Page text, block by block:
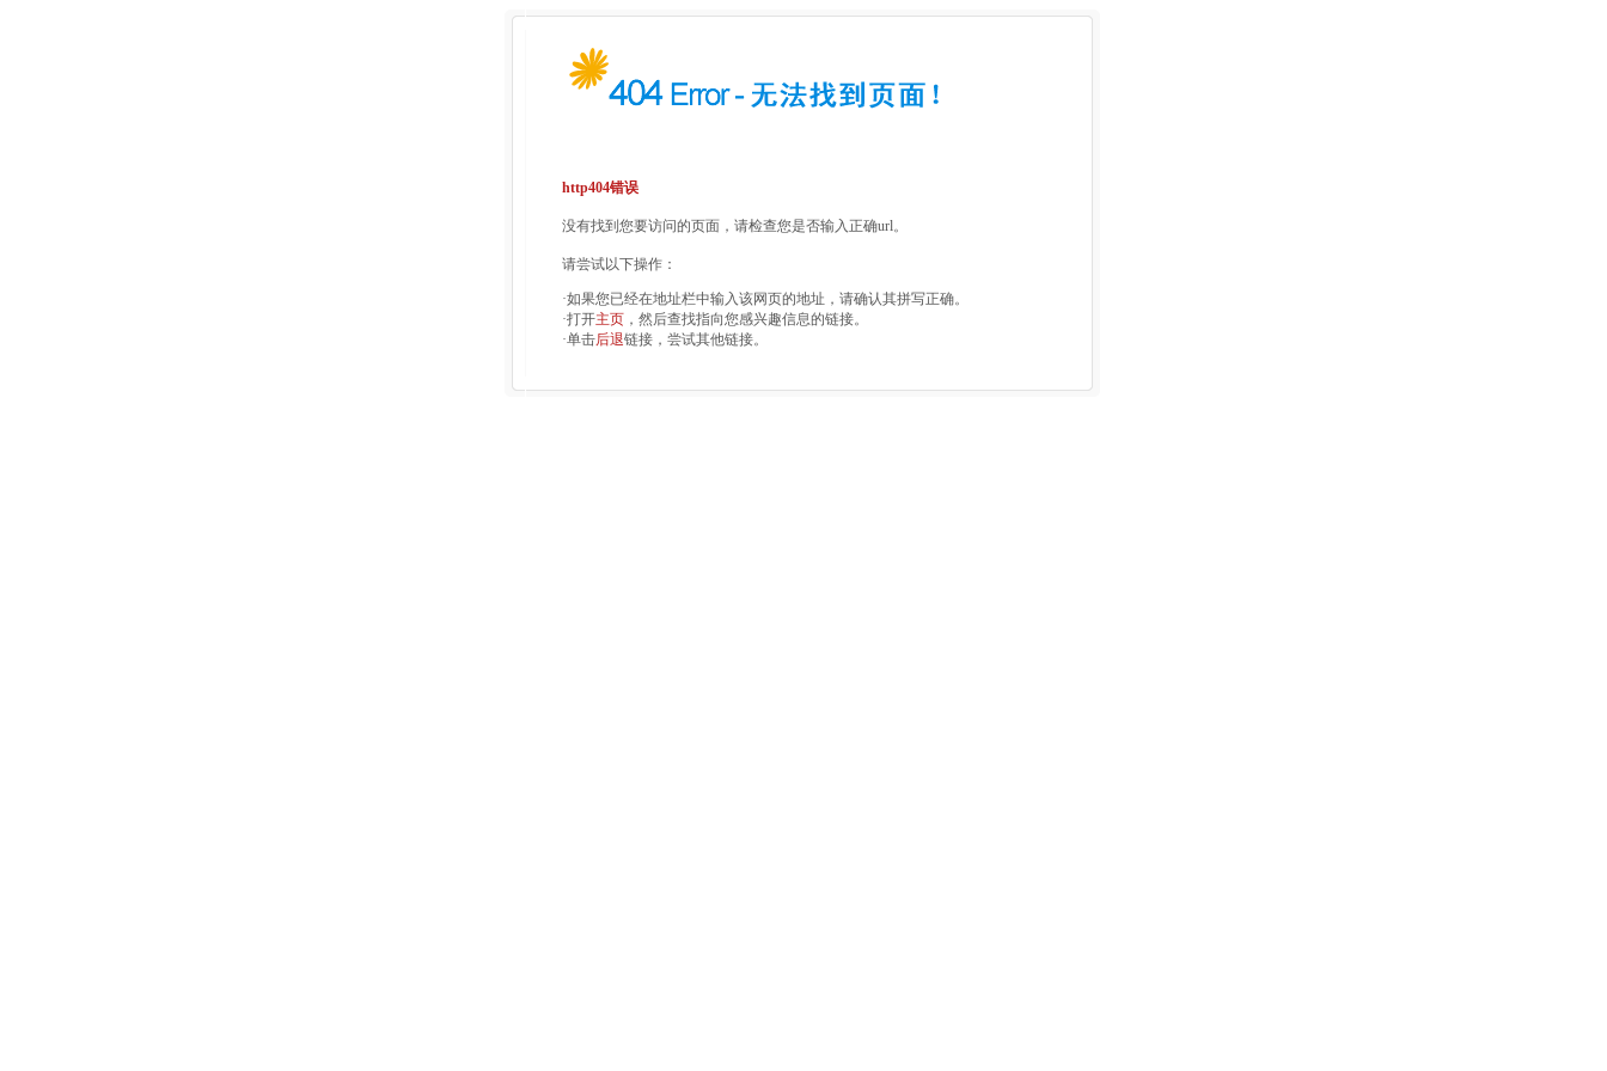
http404错误
没有找到您要访问的页面，请检查您是否输入正确url。
请尝试以下操作：
·如果您已经在地址栏中输入该网页的地址，请确认其拼写正确。
·打开主页 ，然后查找指向您感兴趣信息的链接。
·单击后退链接，尝试其他链接。